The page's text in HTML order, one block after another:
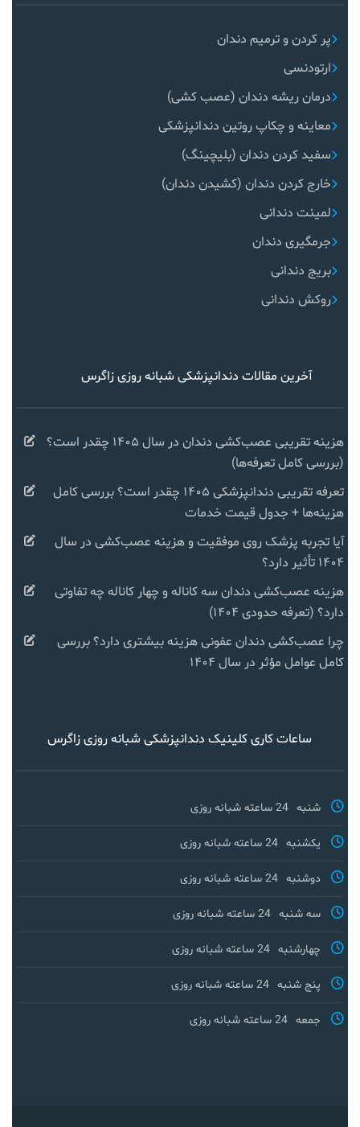
پر کردن و ترمیم دندان
ارتودنسی
درمان ریشه دندان (عصب کشی)
معاینه و چکاپ روتین دندانپزشکی
سفید کردن دندان (بلیچینگ)
خارج کردن دندان (کشیدن دندان)
لمینت دندانی
جرمگیری دندان
بریج دندانی
روکش دندانی
آخرین مقالات دندانپزشکی شبانه روزی زاگرس
هزینه تقریبی عصب‌کشی دندان در سال ۱۴۰۵ چقدر است؟
(بررسی کامل تعرفه‌ها)
تعرفه تقریبی دندانپزشکی ۱۴۰۵ چقدر است؟ بررسی کامل
هزینه‌ها + جدول قیمت خدمات
آیا تجربه پزشک روی موفقیت و هزینه عصب‌کشی در سال
۱۴۰۴ تأثیر دارد؟
هزینه عصب‌کشی دندان سه کاناله و چهار کاناله چه تفاوتی
دارد؟ (تعرفه حدودی ۱۴۰۴)
چرا عصب‌کشی دندان عفونی هزینه بیشتری دارد؟ بررسی
کامل عوامل مؤثر در سال ۱۴۰۴
ساعات کاری کلینیک دندانپزشکی شبانه روزی زاگرس
شنبه 24 ساعته شبانه روزی
یکشنبه 24 ساعته شبانه روزی
دوشنبه 24 ساعته شبانه روزی
سه شنبه 24 ساعته شبانه روزی
چهارشنبه 24 ساعته شبانه روزی
پنج شنبه 24 ساعته شبانه روزی
جمعه 24 ساعته شبانه روزی